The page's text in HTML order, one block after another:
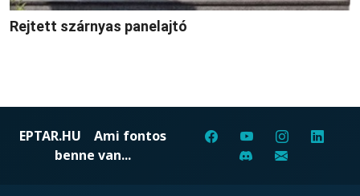
Rejtett szárnyas panelajtó
EPTAR.HU Ami fontos
benne van...